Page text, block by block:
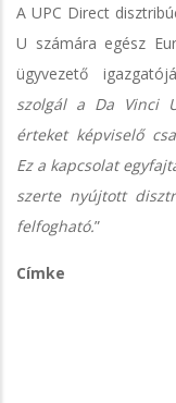
A UPC Direct
U számára egész
ügyvezető
szolgál a Da Vinci
érteket képviselő
Ez a kapcsolat
szerte nyújtott
felfogható.”
Címke